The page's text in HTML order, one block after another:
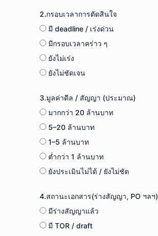
2.กรอบเวลาการตัดสินใจ
มี deadline / เร่งด่วน
มีกรอบเวลาคร่าว ๆ
ยังไม่เร่ง
ยังไม่ชัดเจน
3.มูลค่าดีล / สัญญา (ประมาณ)
มากกว่า 20 ล้านบาท
5–20 ล้านบาท
1–5 ล้านบาท
ต่ำกว่า 1 ล้านบาท
ยังประเมินไม่ได้ / ยังไม่ชัด
4.สถานะเอกสาร(ร่างสัญญา, PO ฯลฯ)
มีร่างสัญญาแล้ว
มี TOR / draft